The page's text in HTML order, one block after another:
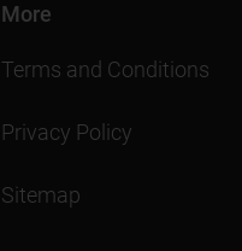
More
Terms and Conditions
Privacy Policy
Sitemap